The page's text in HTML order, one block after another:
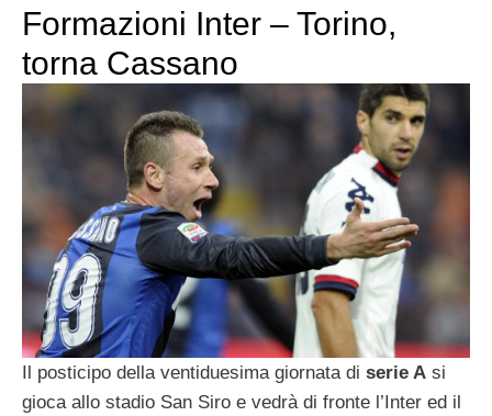
Formazioni Inter – Torino,
torna Cassano
Il posticipo della ventiduesima giornata di serie A si
gioca allo stadio San Siro e vedrà di fronte l’Inter ed il